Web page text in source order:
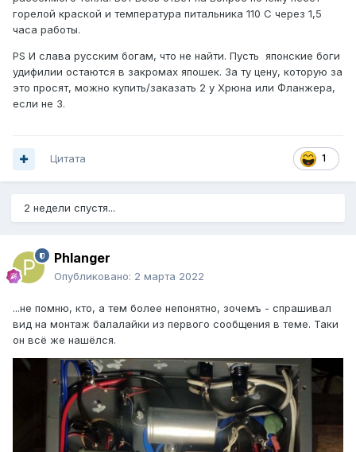
горелой краской и температура питальника 110 С через 1,5
часа работы.
PS И слава русским богам, что не найти. Пусть японские боги
удифилии остаются в закромах япошек. За ту цену, которую за
это просят, можно купить/заказать 2 у Хрюна или Фланжера,
если не 3.
1
Цитата
2 недели спустя...
Phlanger
Опубликовано: 2 марта 2022
...не помню, кто, а тем более непонятно, зочемъ - спрашивал
вид на монтаж балалайки из первого сообщения в теме. Таки
он всё же нашёлся.